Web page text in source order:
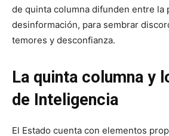
de quinta columna difunden entre la
desinformación, para sembrar
temores y desconfianza.
La quinta columna y
de Inteligencia
El Estado cuenta con elementos